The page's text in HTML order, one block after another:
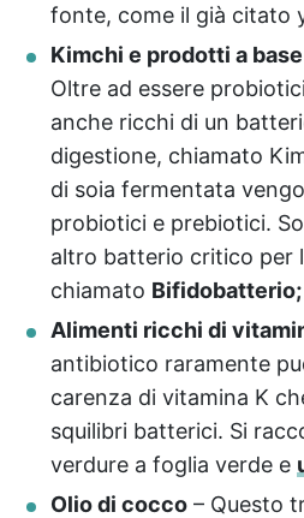
fonte, come il già citato
Kimchi e prodotti a
Oltre ad essere
anche ricchi di un
digestione, chiamato
di soia fermentata
probiotici e prebiotici.
altro batterio critico per
chiamato Bifidobatterio;
Alimenti ricchi di
antibiotico raramente
carenza di vitamina K
squilibri batterici. Si
verdure a foglia verde e
Olio di cocco – Questo